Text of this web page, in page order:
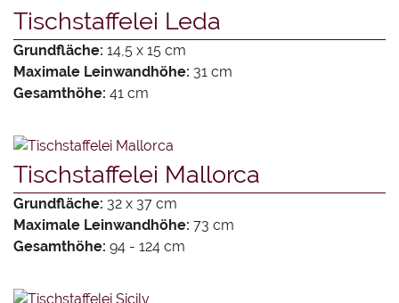
Tischstaffelei Leda
Grundfläche: 14,5 x 15 cm
Maximale Leinwandhöhe: 31 cm
Gesamthöhe: 41 cm
Tischstaffelei Mallorca
Grundfläche: 32 x 37 cm
Maximale Leinwandhöhe: 73 cm
Gesamthöhe: 94 - 124 cm